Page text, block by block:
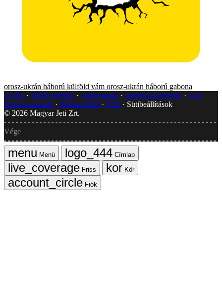
orosz-ukrán háború külföld vám orosz-ukrán háború gabona
GYIK
Hibát jelentek Impresszum Javítások kezelése
Jogi
dokumentumok
Médiaajánlat RSS
Sütibeállítások
© 2026 Magyar Jeti Zrt.
Vége
Menü
Címlap
Friss
Kör
Fiók